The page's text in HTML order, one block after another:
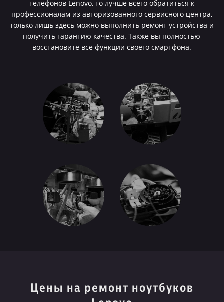
телефонов Lenovo, то лучше всего обратиться к
профессионалам из авторизованного сервисного центра,
только лишь здесь можно выполнить ремонт устройства и
получить гарантию качества. Также вы полностью
восстановите все функции своего смартфона.
Цены на ремонт ноутбуков